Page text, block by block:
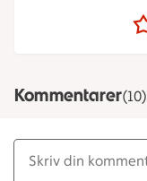
Kommentarer(10)